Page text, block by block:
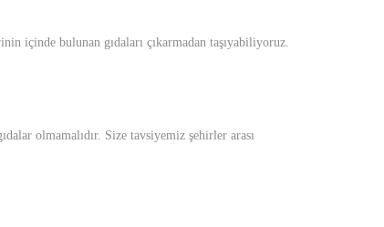
içinde bulunan gıdaları çıkarmadan taşıyabiliyoruz.
olmamalıdır. Size tavsiyemiz şehirler arası